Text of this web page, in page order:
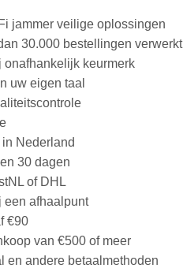
jammer veilige oplossingen
30.000 bestellingen verwerkt
keurmerk
uw eigen taal
Nederland
30 dagen
of DHL
een afhaalpunt
€90
van €500 of meer
en andere betaalmethoden